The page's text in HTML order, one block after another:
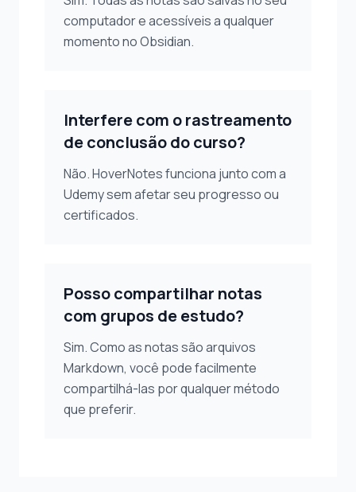
computador e acessíveis a qualquer
momento no Obsidian.
Interfere com o rastreamento
de conclusão do curso?
Não. HoverNotes funciona junto com a
Udemy sem afetar seu progresso ou
certificados.
Posso compartilhar notas
com grupos de estudo?
Sim. Como as notas são arquivos
Markdown, você pode facilmente
compartilhá-las por qualquer método
que preferir.